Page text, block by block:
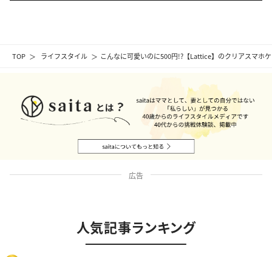
TOP ライフスタイル こんなに可愛いのに500円!?【Lattice】のクリアスマホ
広告
人気記事ランキング